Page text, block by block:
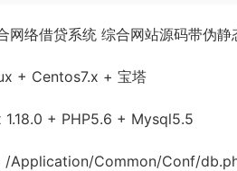
网络借贷系统 综合网站源码带伪
+ Centos7.x + 宝塔
1.18.0 + PHP5.6 + Mysql5.5
/Application/Common/Conf/